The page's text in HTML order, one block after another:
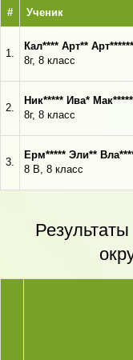
# Ученик
1.
Кал**** Арт** Арт******
8г, 8 класс
2.
Ник***** Ива*
8г, 8 класс
3.
Ерм***** Эли**
8 В, 8 класс